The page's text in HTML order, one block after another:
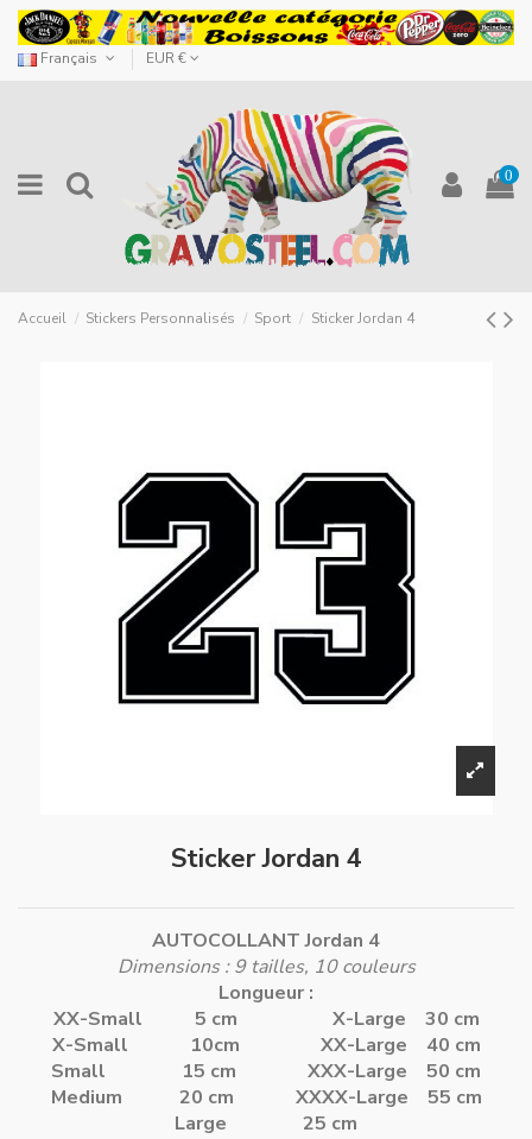
Français EUR €
0
Accueil Stickers Personnalisés Sport Sticker Jordan 4
Sticker Jordan 4
AUTOCOLLANT Jordan 4
Dimensions : 9 tailles, 10 couleurs
Longueur :
XX-Small 5 cm X-Large 30 cm
X-Small 10cm XX-Large 40 cm
Small 15 cm XXX-Large 50 cm
Medium 20 cm XXXX-Large 55 cm
Large 25 cm